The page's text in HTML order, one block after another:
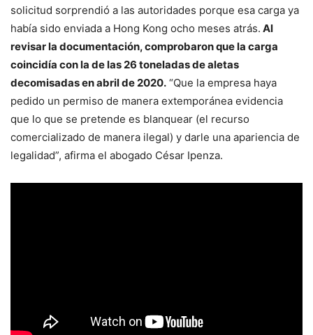
solicitud sorprendió a las autoridades porque esa carga ya
había sido enviada a Hong Kong ocho meses atrás. Al
revisar la documentación, comprobaron que la carga
coincidía con la de las 26 toneladas de aletas
decomisadas en abril de 2020. “Que la empresa haya
pedido un permiso de manera extemporánea evidencia
que lo que se pretende es blanquear (el recurso
comercializado de manera ilegal) y darle una apariencia de
legalidad”, afirma el abogado César Ipenza.